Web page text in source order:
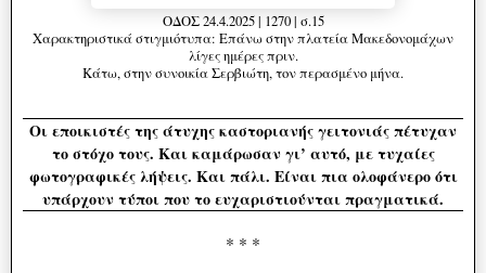
ΟΔΟΣ 24.4.2025 | 1270 | σ.15
Χαρακτηριστικά στιγμιότυπα: Επάνω στην πλατεία Μακεδονομάχων
λίγες ημέρες πριν.
Κάτω, στην συνοικία Σερβιώτη, τον περασμένο μήνα.
Oι εποικιστές της άτυχης καστοριανής γειτονιάς πέτυχαν
το στόχο τους. Και καμάρωσαν γι’ αυτό, με τυχαίες
φωτογραφικές λήψεις. Και πάλι. Είναι πια ολοφάνερο ότι
υπάρχουν τύποι που το ευχαριστιούνται πραγματικά.
* * *